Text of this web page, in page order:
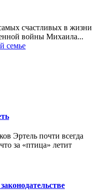
счастливых в жизни
войны Михаила...
семье
Эртель почти всегда
за «птица» летит